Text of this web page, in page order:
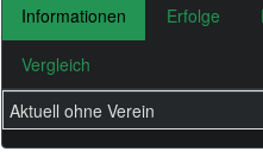
Informationen Erfolge
Vergleich
Aktuell ohne Verein